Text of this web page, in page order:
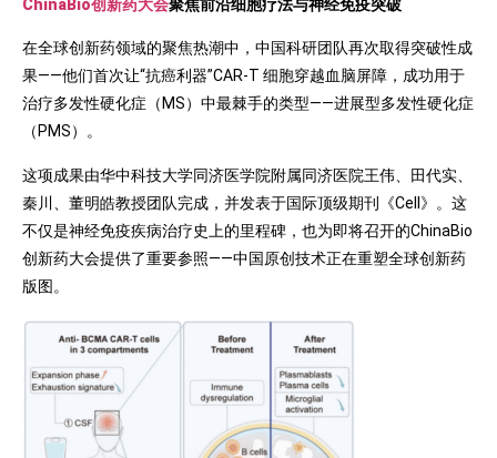
ChinaBio创新药大会聚焦前沿细胞疗法与神经免疫突破
在全球创新药领域的聚焦热潮中，中国科研团队再次取得突破性成
果——他们首次让“抗癌利器”CAR-T 细胞穿越血脑屏障，成功用于
治疗多发性硬化症（MS）中最棘手的类型——进展型多发性硬化症
（PMS）。
这项成果由华中科技大学同济医学院附属同济医院王伟、田代实、
秦川、董明皓教授团队完成，并发表于国际顶级期刊《Cell》。这
不仅是神经免疫疾病治疗史上的里程碑，也为即将召开的ChinaBio
创新药大会提供了重要参照——中国原创技术正在重塑全球创新药
版图。